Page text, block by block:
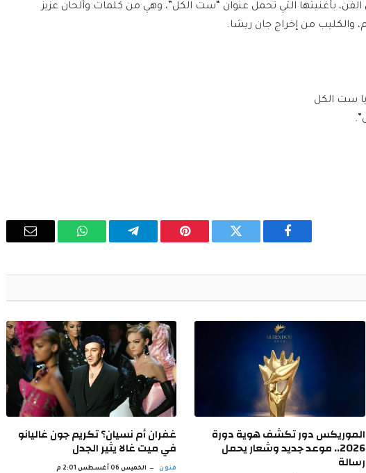
بأغنيتها التي تحمل عنوان “ست الكل”، وهي من كلمات وألحان عزيز
والكليب من إخراج جان ريشا.
ست الكل
فيسبوك تويتر بينتيريستتيلقرام واتساب
البريد
الموريكس دور تكشف هوية دورة
2026.. موعد جديد وشعار يحمل
رسالة
غفران أم نسيان؟ تكريم جون غاليانو
في ميت غالا يثير الجدل
فنون الخميس 06 أغسطس 2:01 م